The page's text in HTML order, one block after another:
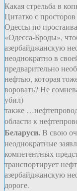
Какая стрельба в
Цитатко с
Одессы по
«Одесса-Броды»,
азербайджанскую
неоднократно в
предварительно
нефтью, которая
воровать? Не
убил)
также
области к
Беларуси.В свою
неоднократные
компетентных
транспортирует
азербайджанскую
дороге.